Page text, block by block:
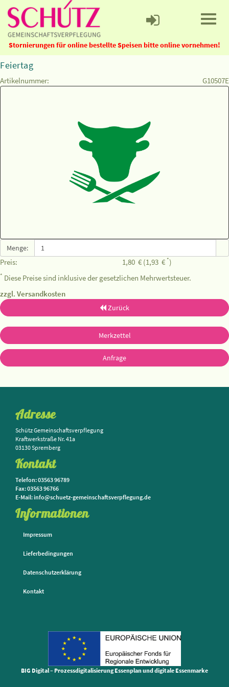
Stornierungen für online bestellte Speisen bitte online vornehmen!
Feiertag
Artikelnummer: G10507E
Menge:
Preis: 1,80 € (1,93 € *)
* Diese Preise sind inklusive der gesetzlichen Mehrwertsteuer.
zzgl. Versandkosten
Zurück
Merkzettel
Anfrage
Adresse
Schütz Gemeinschaftsverpflegung
Kraftwerkstraße Nr. 41a
03130 Spremberg
Kontakt
Telefon: 03563 96789
Fax: 03563 96766
E-Mail: info@schuetz-gemeinschaftsverpflegung.de
Informationen
Impressum
Lieferbedingungen
Datenschutzerklärung
Kontakt
BIG Digital – Prozessdigitalisierung Essenplan und digitale Essenmarke